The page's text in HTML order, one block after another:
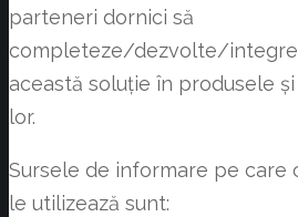
parteneri dornici să
completeze/dezvolte/
această soluție în produsele
lor.
Sursele de informare pe care
le utilizează sunt: